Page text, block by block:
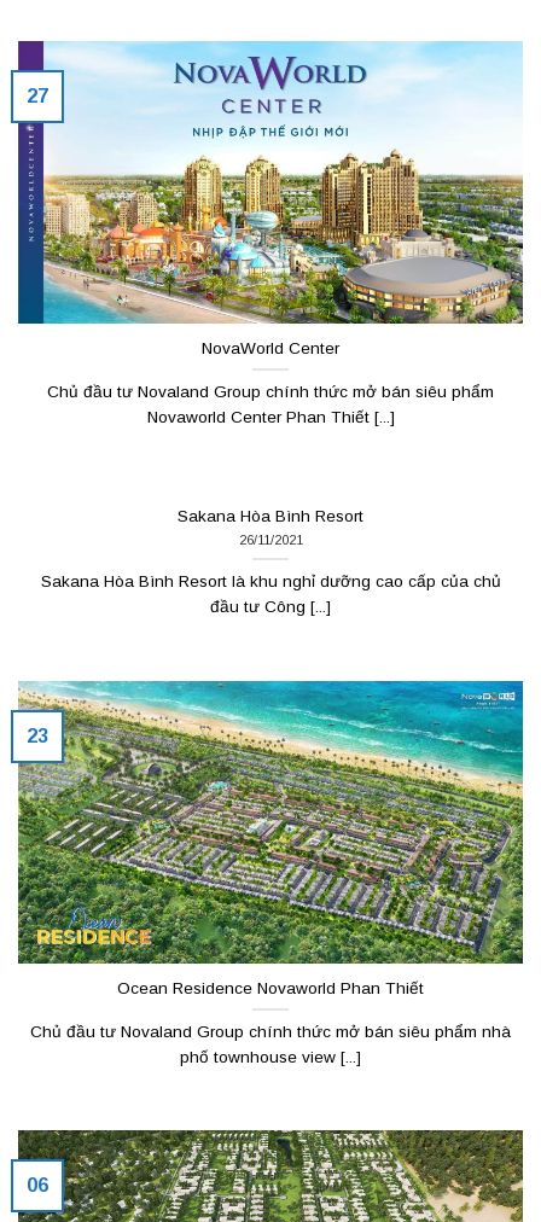
NovaWorld Center
Chủ đầu tư Novaland Group chính thức mở bán siêu phẩm
Novaworld Center Phan Thiết [...]
27
Sakana Hòa Bình Resort
26/11/2021
Sakana Hòa Bình Resort là khu nghỉ dưỡng cao cấp của chủ
đầu tư Công [...]
Ocean Residence Novaworld Phan Thiết
Chủ đầu tư Novaland Group chính thức mở bán siêu phẩm nhà
phố townhouse view [...]
23
06